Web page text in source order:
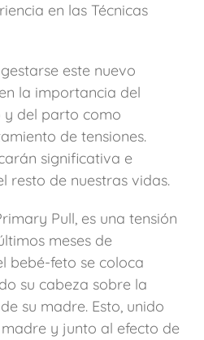
en las Técnicas
este nuevo
la importancia del
y del parto como
de tensiones.
significativa e
resto de nuestras vidas.
Pull, es una tensión
meses de
bebé-feto se coloca
su cabeza sobre la
su madre. Esto, unido
y junto al efecto de